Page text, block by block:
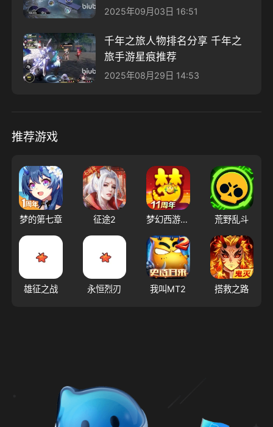
2025年09月03日 16:51
千年之旅人物排名分享 千年之
旅手游星痕推荐
2025年08月29日 14:53
推荐游戏
梦的第七章 征途2 梦幻西游（大陆服） 荒野乱斗
雄征之战 永恒烈刃 我叫MT2 搭救之路